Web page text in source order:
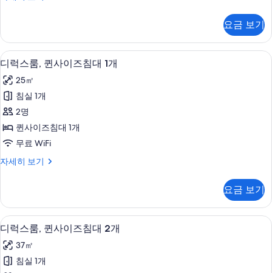
대
개
(View)
사
진
모
두
보
킹
사
이
즈
침
대
개
(View)
자
세
히
요금 보기
디
럭
스
룸,
퀸
사
즈
대
개
사
진
이탈리아 프레떼 시트, 고급 침구, 필로
6
디럭스룸, 퀸사이즈침대 1개
25㎡
침실 1개
2명
퀸사이즈침대 1개
무료 WiFi
자세히 보기
디
퀸
사
이
즈
침
대
요금 보기
디
럭
스
룸,
이탈리아 프레떼 시트, 고급 침구, 필로
6
디럭스룸, 퀸사이즈침대 2개
37㎡
침실 1개